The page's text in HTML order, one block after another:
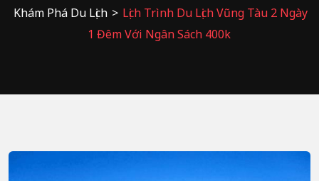
Khám Phá Du Lịch > Lịch Trình Du Lịch Vũng Tàu 2 Ngày
1 Đêm Với Ngân Sách 400k